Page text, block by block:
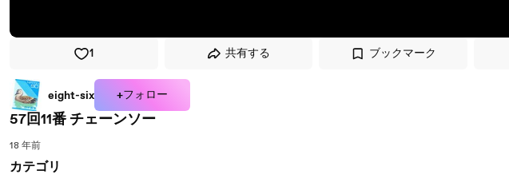
1 共有する ブックマーク
eight-six +フォロー
57回11番 チェーンソー
18 年前
カテゴリ